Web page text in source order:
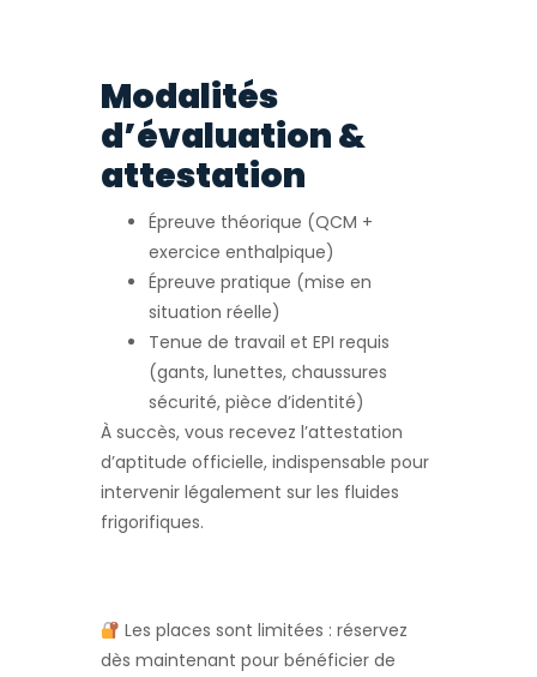
Modalités
d’évaluation &
attestation
Épreuve théorique (QCM +
exercice enthalpique)
Épreuve pratique (mise en
situation réelle)
Tenue de travail et EPI requis
(gants, lunettes, chaussures
sécurité, pièce d’identité)
À succès, vous recevez l’attestation
d’aptitude officielle, indispensable pour
intervenir légalement sur les fluides
frigorifiques.
Les places sont limitées : réservez
dès maintenant pour bénéficier de